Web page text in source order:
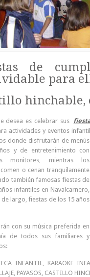
de
para
hinchable,
desea es celebrar sus
actividades y eventos
donde disfrutarán de menús
y de entretenimiento con
monitores, mientras los
o cenan tranquilamente
también famosas fiestas de
infantiles en Navalcarnero,
de largo, fiestas de los 15 años
con su música preferida en
de todos sus familiares y
INFANTIL, KARAOKE
PAYASOS, CASTILLO